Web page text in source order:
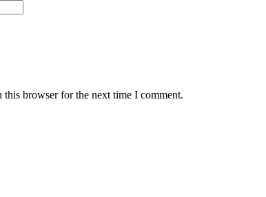
this browser for the next time I comment.